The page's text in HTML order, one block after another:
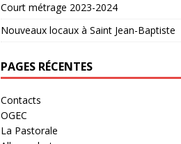
Court métrage 2023-2024
Nouveaux locaux à Saint Jean-Baptiste
PAGES RÉCENTES
Contacts
OGEC
La Pastorale